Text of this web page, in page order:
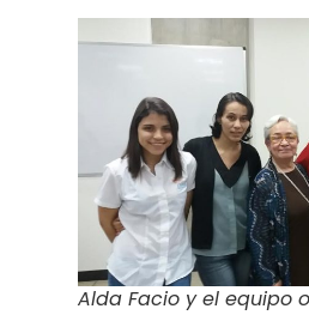
Alda Facio y el equipo